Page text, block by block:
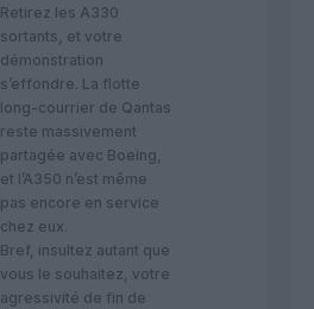
Retirez les A330
sortants, et votre
démonstration
s’effondre. La flotte
long-courrier de Qantas
reste massivement
partagée avec Boeing,
et l’A350 n’est même
pas encore en service
chez eux.
​Bref, insultez autant que
vous le souhaitez, votre
agressivité de fin de